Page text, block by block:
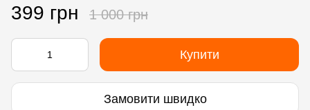
399 грн 1 000 грн
Купити
Замовити швидко